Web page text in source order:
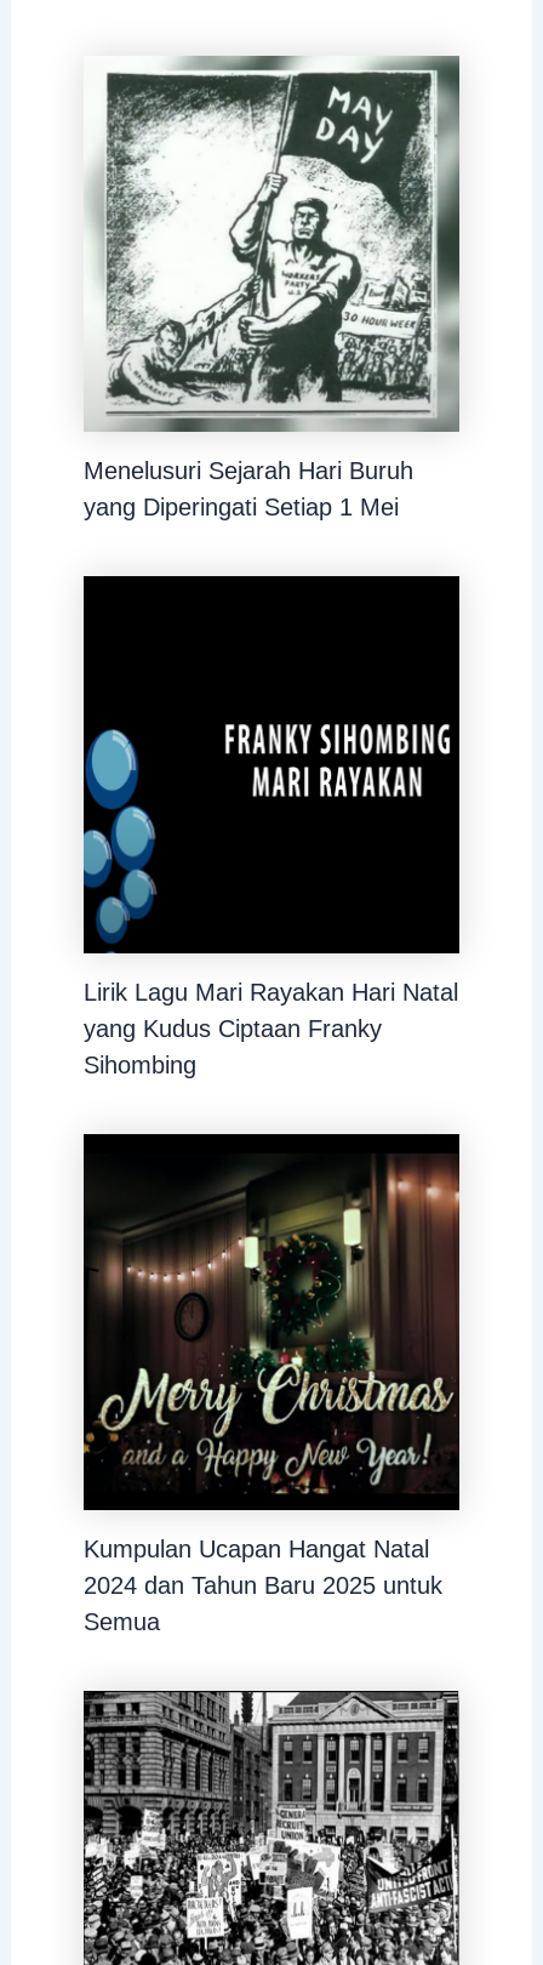
Menelusuri Sejarah Hari Buruh
yang Diperingati Setiap 1 Mei
Lirik Lagu Mari Rayakan Hari Natal
yang Kudus Ciptaan Franky
Sihombing
Kumpulan Ucapan Hangat Natal
2024 dan Tahun Baru 2025 untuk
Semua